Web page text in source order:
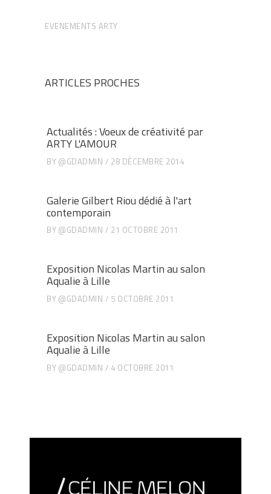
EVENEMENTS ARTY
ARTICLES PROCHES
Actualités : Voeux de créativité par
ARTY L'AMOUR
BY @GDADMIN 28 DÉCEMBRE 2014
Galerie Gilbert Riou dédié à l'art
contemporain
BY @GDADMIN 21 OCTOBRE 2011
Exposition Nicolas Martin au salon
Aqualie à Lille
BY @GDADMIN 5 OCTOBRE 2011
Exposition Nicolas Martin au salon
Aqualie à Lille
BY @GDADMIN 4 OCTOBRE 2011